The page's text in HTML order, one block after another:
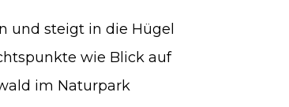
und steigt in die Hügel
wie Blick auf
im Naturpark